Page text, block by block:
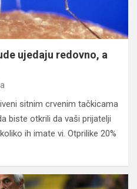
ujedaju redovno, a
sitnim crvenim tačkicama
biste otkrili da vaši prijatelji
ih imate vi. Otprilike 20%